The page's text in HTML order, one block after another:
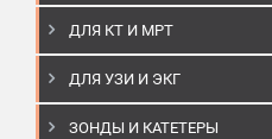
ДЛЯ КТ И МРТ
ДЛЯ УЗИ И ЭКГ
ЗОНДЫ И КАТЕТЕРЫ